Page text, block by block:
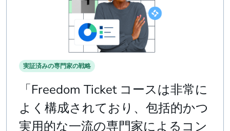
実証済みの専門家の戦略
「Freedom Ticket コースは非常に
よく構成されており、包括的かつ
実用的な一流の専門家によるコン